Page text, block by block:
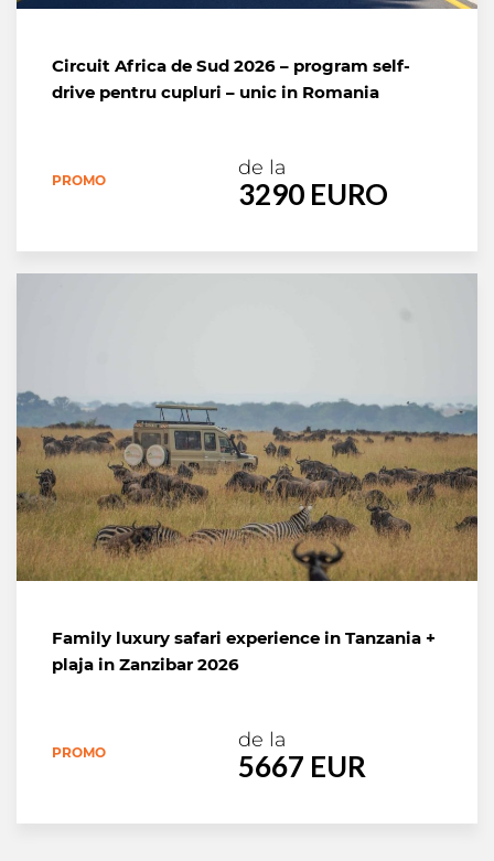
Circuit Africa de Sud 2026 – program self-
drive pentru cupluri – unic in Romania
PROMO
de la
3290 EURO
Family luxury safari experience in Tanzania +
plaja in Zanzibar 2026
PROMO
de la
5667 EUR